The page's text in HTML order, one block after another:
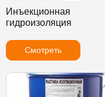
Инъекционная
гидроизоляция
Смотреть